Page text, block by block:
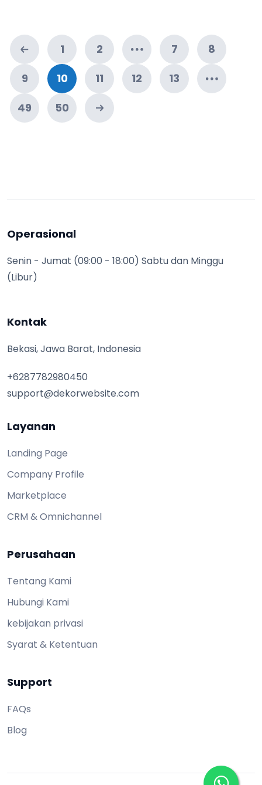
1 2 7
8
9
10 11 12
13
49
50
Operasional
Senin - Jumat (09:00 - 18:00) Sabtu dan Minggu
(Libur)
Kontak
Bekasi, Jawa Barat, Indonesia
+6287782980450
support@dekorwebsite.com
Layanan
Landing Page
Company Profile
Marketplace
CRM & Omnichannel
Perusahaan
Tentang Kami
Hubungi Kami
kebijakan privasi
Syarat & Ketentuan
Support
FAQs
Blog